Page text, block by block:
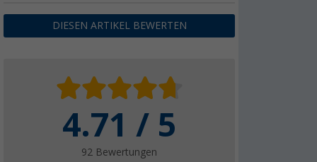
44,99€ UVP59,99 €
DIESEN ARTIKEL BEWERTEN
4.71 / 5
92 Bewertungen